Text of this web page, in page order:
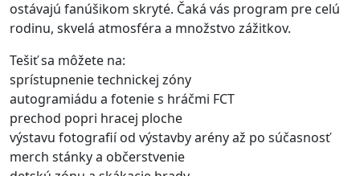
ostávajú fanúšikom skryté. Čaká vás program pre celú
rodinu, skvelá atmosféra a množstvo zážitkov.
Tešiť sa môžete na:
sprístupnenie technickej zóny
autogramiádu a fotenie s hráčmi FCT
prechod popri hracej ploche
výstavu fotografií od výstavby arény až po súčasnosť
merch stánky a občerstvenie